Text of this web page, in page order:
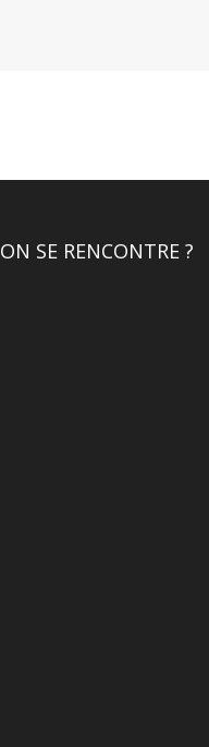
ON SE RENCONTRE ?